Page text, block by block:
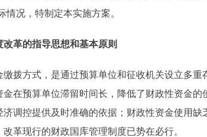
况，特制定本实施方案。
革的指导思想和基本原则
方式，是通过预算单位和征收机关设立多重
在预算单位滞留时间长，降低了财政性资金
调控提供及时准确的依据；财政性资金使用
革现行的财政国库管理制度已势在必行。